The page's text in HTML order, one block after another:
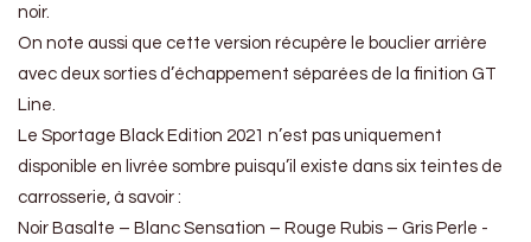
noir.
On note aussi que cette version récupère le bouclier arrière
avec deux sorties d’échappement séparées de la finition GT
Line.
Le Sportage Black Edition 2021 n’est pas uniquement
disponible en livrée sombre puisqu’il existe dans six teintes de
carrosserie, à savoir :
Noir Basalte – Blanc Sensation – Rouge Rubis – Gris Perle -